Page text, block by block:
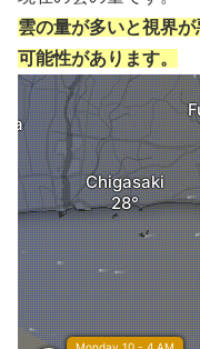
雲の量が多いと視界
可能性があります。